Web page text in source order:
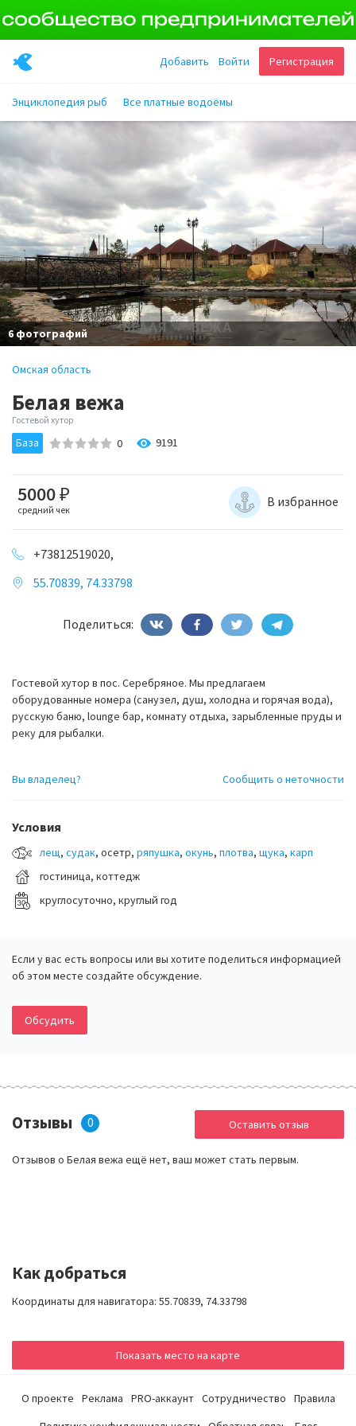
Регистрация
Войти
Добавить
Энциклопедия рыб Все платные водоёмы
6 фотографий
Омская область
Белая вежа
Гостевой хутор
База 0 9191
5000₽
средний чек
В избранное
+73812519020,
55.70839, 74.33798
Поделиться:
Гостевой хутор в пос. Серебряное. Мы предлагаем
оборудованные номера (санузел, душ, холодна и горячая вода),
русскую баню, lounge бар, комнату отдыха, зарыбленные пруды и
реку для рыбалки.
Вы владелец? Сообщить о неточности
Условия
лещ, судак, осетр, ряпушка, окунь, плотва, щука, карп
гостиница, коттедж
круглосуточно, круглый год
Если у вас есть вопросы или вы хотите поделиться информацией
об этом месте создайте обсуждение.
Обсудить
Отзывы 0
Отзывов о Белая вежа ещё нет, ваш может стать первым.
Оставить отзыв
Как добраться
Координаты для навигатора: 55.70839, 74.33798
Показать место на карте
О проекте Реклама PRO-аккаунт Сотрудничество
Правила